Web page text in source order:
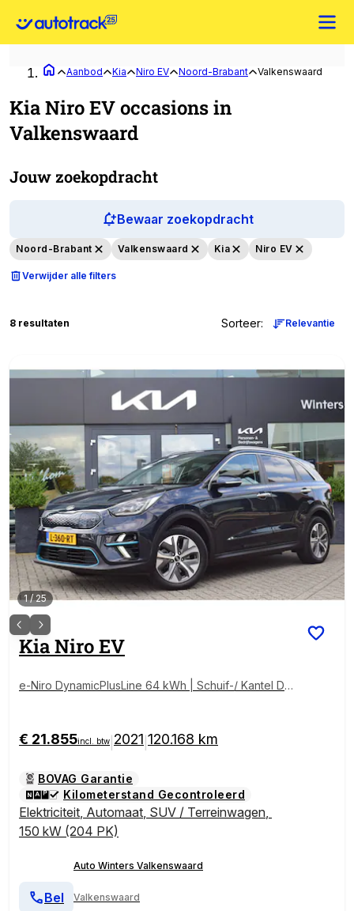
Aanbod Kia Niro EV Noord-Brabant Valkenswaard
Kia Niro EV occasions in
Valkenswaard
Jouw zoekopdracht
Bewaar zoekopdracht
Noord-Brabant Valkenswaard Kia Niro EV
Verwijder alle filters
8 resultaten Sorteer: Relevantie
1/25
KiaNiro EV
e-Niro DynamicPlusLine 64 kWh | Schuif-/ Kantel Dak
€ 21.855incl. btw 2021 120.168 km
BOVAG Garantie
Kilometerstand Gecontroleerd
Elektriciteit, Automaat, SUV / Terreinwagen,
150 kW (204 PK)
Auto Winters Valkenswaard
Valkenswaard
Bel